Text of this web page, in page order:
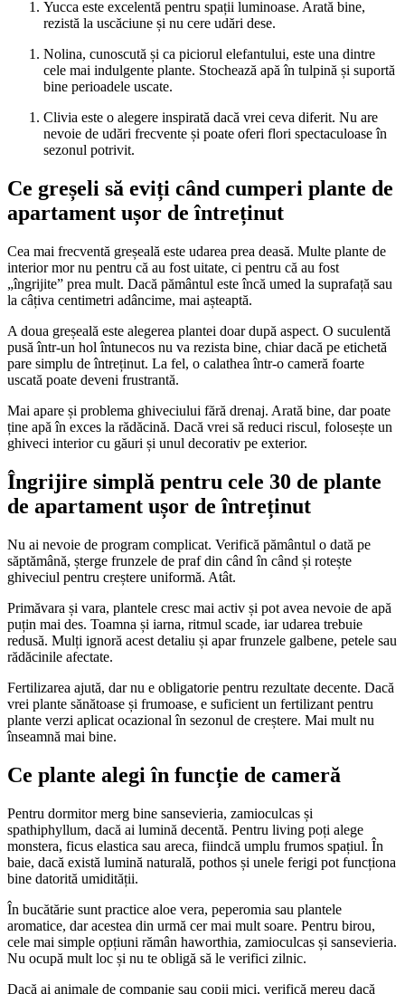
Yucca este excelentă pentru spații luminoase. Arată bine,
rezistă la uscăciune și nu cere udări dese.
Nolina, cunoscută și ca piciorul elefantului, este una dintre
cele mai indulgente plante. Stochează apă în tulpină și suportă
bine perioadele uscate.
Clivia este o alegere inspirată dacă vrei ceva diferit. Nu are
nevoie de udări frecvente și poate oferi flori spectaculoase în
sezonul potrivit.
Ce greșeli să eviți când cumperi plante de
apartament ușor de întreținut
Cea mai frecventă greșeală este udarea prea deasă. Multe plante de
interior mor nu pentru că au fost uitate, ci pentru că au fost
„îngrijite” prea mult. Dacă pământul este încă umed la suprafață sau
la câțiva centimetri adâncime, mai așteaptă.
A doua greșeală este alegerea plantei doar după aspect. O suculentă
pusă într-un hol întunecos nu va rezista bine, chiar dacă pe etichetă
pare simplu de întreținut. La fel, o calathea într-o cameră foarte
uscată poate deveni frustrantă.
Mai apare și problema ghiveciului fără drenaj. Arată bine, dar poate
ține apă în exces la rădăcină. Dacă vrei să reduci riscul, folosește un
ghiveci interior cu găuri și unul decorativ pe exterior.
Îngrijire simplă pentru cele 30 de plante
de apartament ușor de întreținut
Nu ai nevoie de program complicat. Verifică pământul o dată pe
săptămână, șterge frunzele de praf din când în când și rotește
ghiveciul pentru creștere uniformă. Atât.
Primăvara și vara, plantele cresc mai activ și pot avea nevoie de apă
puțin mai des. Toamna și iarna, ritmul scade, iar udarea trebuie
redusă. Mulți ignoră acest detaliu și apar frunzele galbene, petele sau
rădăcinile afectate.
Fertilizarea ajută, dar nu e obligatorie pentru rezultate decente. Dacă
vrei plante sănătoase și frumoase, e suficient un fertilizant pentru
plante verzi aplicat ocazional în sezonul de creștere. Mai mult nu
înseamnă mai bine.
Ce plante alegi în funcție de cameră
Pentru dormitor merg bine sansevieria, zamioculcas și
spathiphyllum, dacă ai lumină decentă. Pentru living poți alege
monstera, ficus elastica sau areca, fiindcă umplu frumos spațiul. În
baie, dacă există lumină naturală, pothos și unele ferigi pot funcționa
bine datorită umidității.
În bucătărie sunt practice aloe vera, peperomia sau plantele
aromatice, dar acestea din urmă cer mai mult soare. Pentru birou,
cele mai simple opțiuni rămân haworthia, zamioculcas și sansevieria.
Nu ocupă mult loc și nu te obligă să le verifici zilnic.
Dacă ai animale de companie sau copii mici, verifică mereu dacă